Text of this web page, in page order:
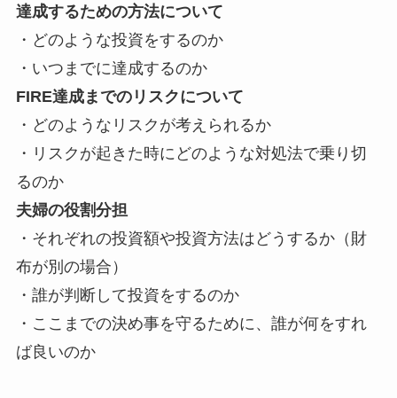
達成するための方法について
・どのような投資をするのか
・いつまでに達成するのか
FIRE達成までのリスクについて
・どのようなリスクが考えられるか
・ リスクが起きた時にどのような対処法で乗り切
るのか
夫婦の役割分担
・それぞれの投資額や投資方法はどうするか（財
布が別の場合）
・誰が判断して投資をするのか
・ここまでの決め事を守るために、誰が何をすれ
ば良いのか